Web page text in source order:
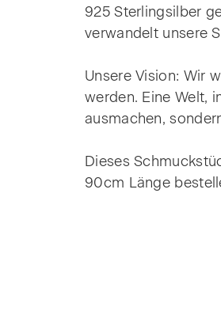
925 Sterlingsilber
verwandelt unsere
Unsere Vision: Wir
werden. Eine Welt,
ausmachen,
Dieses
90cm Länge